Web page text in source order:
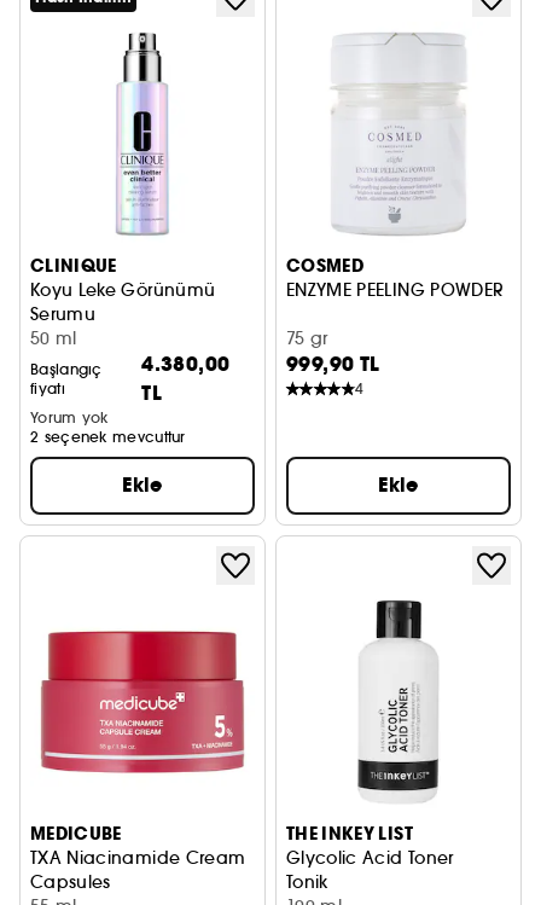
CLINIQUE
Koyu Leke Görünümü
Serumu
Serum
50 ml
Başlangıç
fiyatı
4.380,00
TL
Yorum yok
2 seçenek mevcuttur
Ekle
COSMED
ENZYME PEELING POWDER
75 gr
999,90 TL
4
Ekle
MEDICUBE
TXA Niacinamide Cream
Capsules
THE INKEY LIST
Glycolic Acid Toner
Tonik